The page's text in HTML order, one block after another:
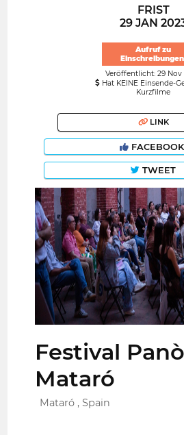
FRIST
29 JAN
Aufruf zu
Veröffentlicht: 29 Nov
Hat KEINE Einsende-
Kurzfilme
LINK
FACEBOOK
TWEET
Festival
Mataró
Mataró , Spain